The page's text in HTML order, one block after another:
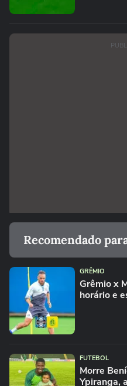
Recomendado
GRÊMIO
Grêmio x
horário e
FUTEBOL
Morre
Ypiranga,